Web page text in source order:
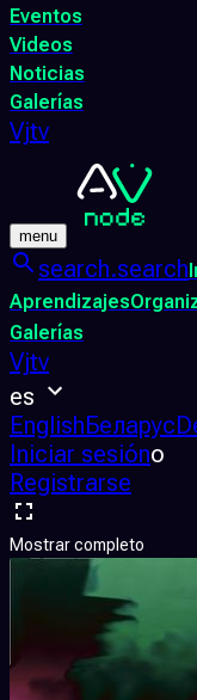
Eventos
Videos
Noticias
Galerías
Vjtv
menu
search.search
Aprendizajes
Galerías
Vjtv
es
EnglishБеларус
Iniciar sesióno
Registrarse
Mostrar completo